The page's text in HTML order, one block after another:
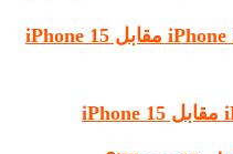
الجزء 5. عمر بطارية iPhone 16 مقابل iPhone 15